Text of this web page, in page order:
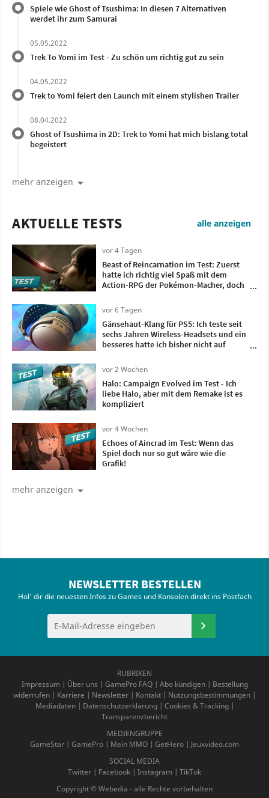
Spiele wie Ghost of Tsushima: In diesen 7 Alternativen
werdet ihr zum Samurai
05.05.2022
Trek To Yomi im Test - Zu schön um richtig gut zu sein
04.05.2022
Trek to Yomi feiert den Launch mit einem stylishen Trailer
08.04.2022
Ghost of Tsushima in 2D: Trek to Yomi hat mich bislang total
begeistert
mehr anzeigen
AKTUELLE TESTS alle anzeigen
vor 4 Tagen
Beast of Reincarnation im Test: Zuerst
hatte ich richtig viel Spaß mit dem
Action-RPG der Pokémon-Macher, doch
vorbei ist
vor 6 Tagen
Gänsehaut-Klang für PS5: Ich teste seit
sechs Jahren Wireless-Headsets und ein
besseres hatte ich bisher nicht auf
vor 2 Wochen
Halo: Campaign Evolved im Test - Ich
liebe Halo, aber mit dem Remake ist es
kompliziert
vor 4 Wochen
Echoes of Aincrad im Test: Wenn das
Spiel doch nur so gut wäre wie die
Grafik!
mehr anzeigen
NEWSLETTER BESTELLEN
Hol' dir die neuesten Infos zu Games und Konsolen direkt ins Postfach
RUBRIKEN
Impressum| Über uns | GamePro FAQ| Abo kündigen| Bestellung
widerrufen | Karriere | Newsletter | Kontakt | Nutzungsbestimmungen |
Mediadaten| Datenschutzerklärung| Cookies & Tracking|
Transparenzbericht
MEDIENGRUPPE
GameStar | GamePro | Mein MMO | GetHero | Jeuxvideo.com
SOCIAL MEDIA
Twitter | Facebook | Instagram | TikTok
Copyright © Webedia - alle Rechte vorbehalten